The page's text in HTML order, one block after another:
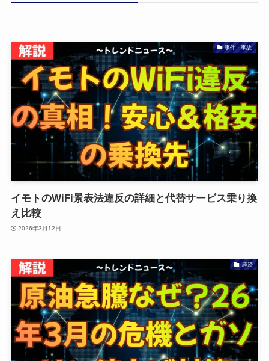
事件・事故
イモトのWiFi景表法違反の詳細と代替サービス乗り換
え比較
2026年3月12日
経済